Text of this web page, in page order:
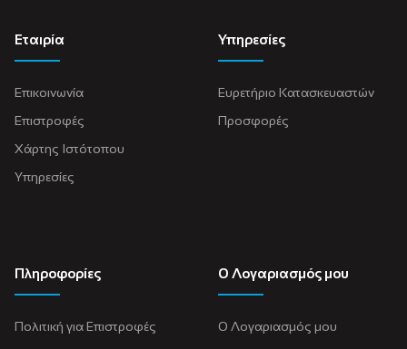
Εταιρία
Επικοινωνία
Επιστροφές
Χάρτης Ιστότοπου
Υπηρεσίες
Υπηρεσίες
Ευρετήριο Κατασκευαστών
Προσφορές
Πληροφορίες
Πολιτική για Eπιστροφές
Ο Λογαριασμός μου
Ο Λογαριασμός μου